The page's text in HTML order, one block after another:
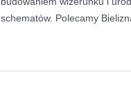
schematów. Polecamy